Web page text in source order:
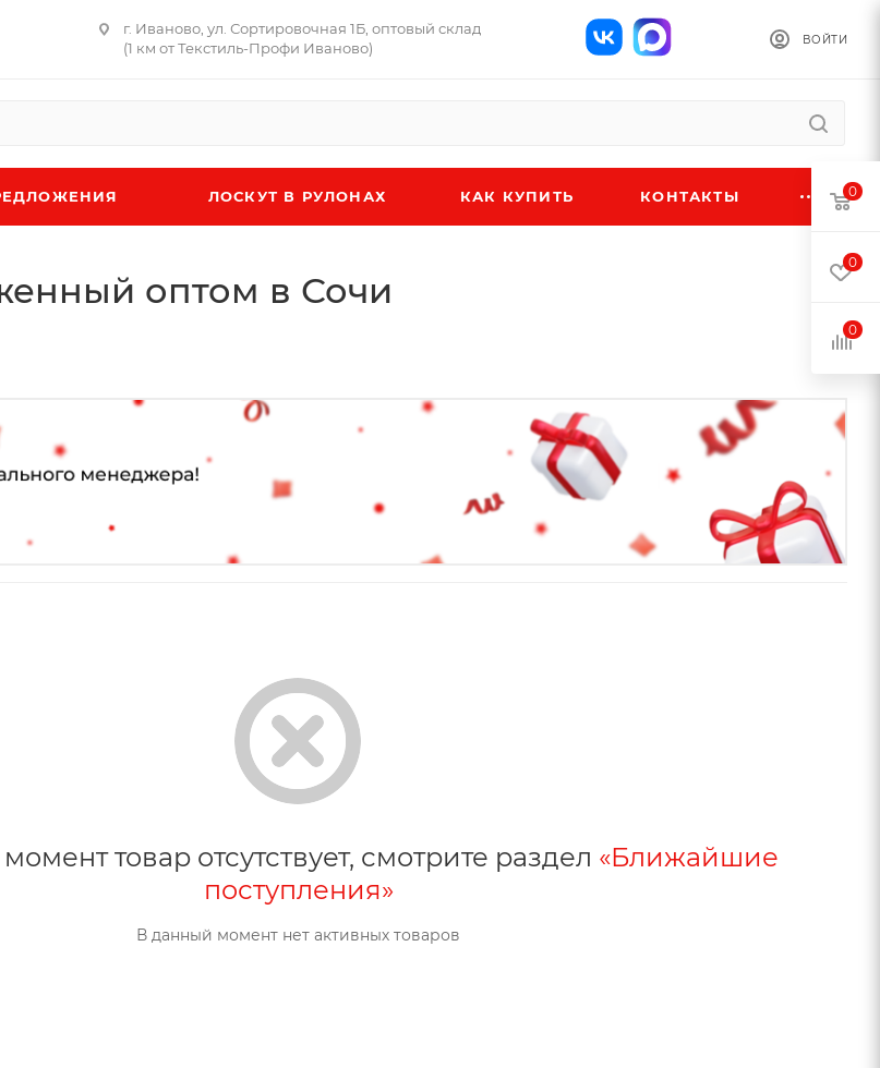
г. Иваново, ул. Сортировочная 1Б, оптовый склад
(1 км от Текстиль-Профи Иваново)
ВОЙТИ
ЛОСКУТ В РУЛОНАХ КАК КУПИТЬ КОНТАКТЫ
оптом в Сочи
товар отсутствует, смотрите раздел «Ближайшие
поступления»
В данный момент нет активных товаров
0
0
0